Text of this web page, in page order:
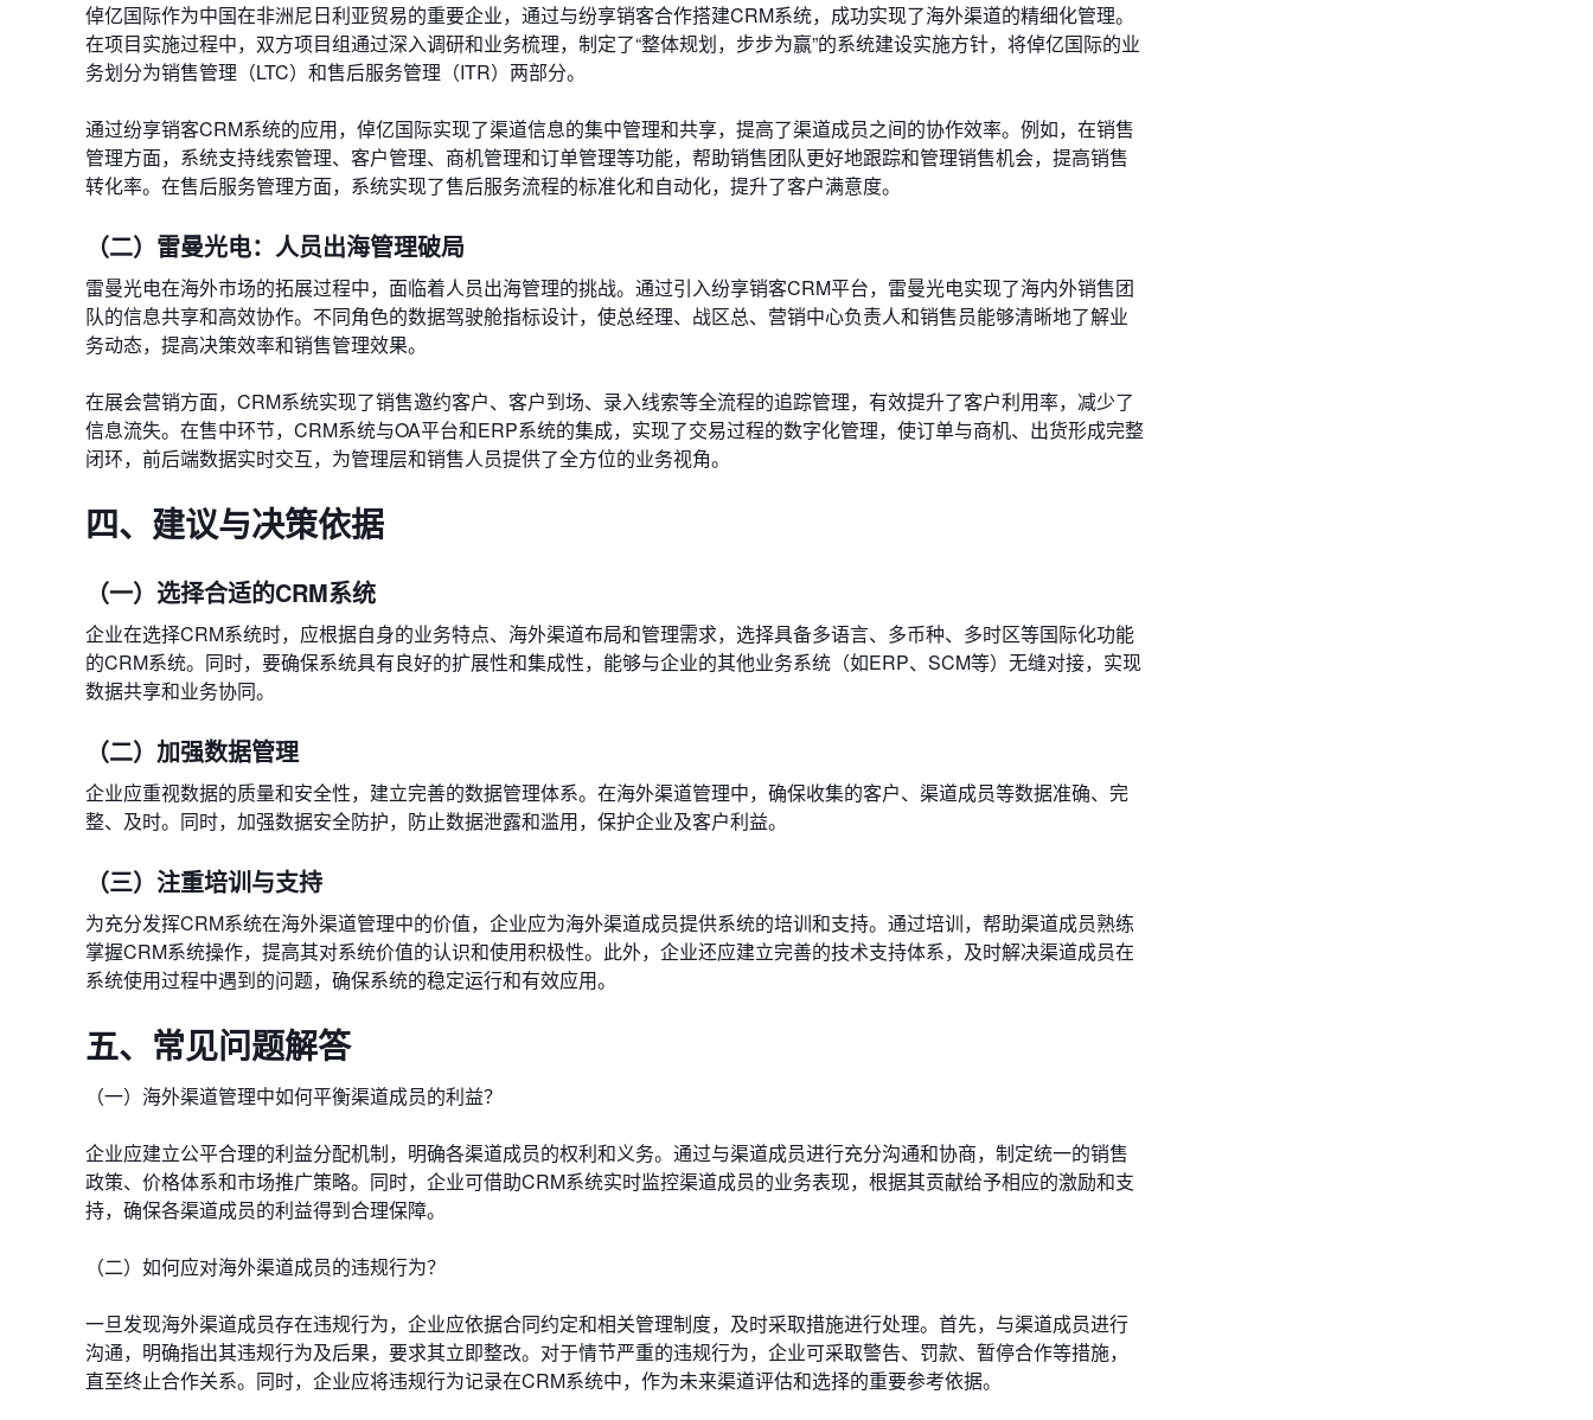
倬亿国际作为中国在非洲尼日利亚贸易的重要企业，通过与纷享销客合作搭建CRM系统，成功实现了海外渠道的精细化管理。
在项目实施过程中，双方项目组通过深入调研和业务梳理，制定了“整体规划，步步为赢”的系统建设实施方针，将倬亿国际的业
务划分为销售管理（LTC）和售后服务管理（ITR）两部分。
通过纷享销客CRM系统的应用，倬亿国际实现了渠道信息的集中管理和共享，提高了渠道成员之间的协作效率。例如，在销售
管理方面，系统支持线索管理、客户管理、商机管理和订单管理等功能，帮助销售团队更好地跟踪和管理销售机会，提高销售
转化率。在售后服务管理方面，系统实现了售后服务流程的标准化和自动化，提升了客户满意度。
（二）雷曼光电：人员出海管理破局
雷曼光电在海外市场的拓展过程中，面临着人员出海管理的挑战。通过引入纷享销客CRM平台，雷曼光电实现了海内外销售团
队的信息共享和高效协作。不同角色的数据驾驶舱指标设计，使总经理、战区总、营销中心负责人和销售员能够清晰地了解业
务动态，提高决策效率和销售管理效果。
在展会营销方面，CRM系统实现了销售邀约客户、客户到场、录入线索等全流程的追踪管理，有效提升了客户利用率，减少了
信息流失。在售中环节，CRM系统与OA平台和ERP系统的集成，实现了交易过程的数字化管理，使订单与商机、出货形成完整
闭环，前后端数据实时交互，为管理层和销售人员提供了全方位的业务视角。
四、建议与决策依据
（一）选择合适的CRM系统
企业在选择CRM系统时，应根据自身的业务特点、海外渠道布局和管理需求，选择具备多语言、多币种、多时区等国际化功能
的CRM系统。同时，要确保系统具有良好的扩展性和集成性，能够与企业的其他业务系统（如ERP、SCM等）无缝对接，实现
数据共享和业务协同。
（二）加强数据管理
企业应重视数据的质量和安全性，建立完善的数据管理体系。在海外渠道管理中，确保收集的客户、渠道成员等数据准确、完
整、及时。同时，加强数据安全防护，防止数据泄露和滥用，保护企业及客户利益。
（三）注重培训与支持
为充分发挥CRM系统在海外渠道管理中的价值，企业应为海外渠道成员提供系统的培训和支持。通过培训，帮助渠道成员熟练
掌握CRM系统操作，提高其对系统价值的认识和使用积极性。此外，企业还应建立完善的技术支持体系，及时解决渠道成员在
系统使用过程中遇到的问题，确保系统的稳定运行和有效应用。
五、常见问题解答
（一）海外渠道管理中如何平衡渠道成员的利益？
企业应建立公平合理的利益分配机制，明确各渠道成员的权利和义务。通过与渠道成员进行充分沟通和协商，制定统一的销售
政策、价格体系和市场推广策略。同时，企业可借助CRM系统实时监控渠道成员的业务表现，根据其贡献给予相应的激励和支
持，确保各渠道成员的利益得到合理保障。
（二）如何应对海外渠道成员的违规行为？
一旦发现海外渠道成员存在违规行为，企业应依据合同约定和相关管理制度，及时采取措施进行处理。首先，与渠道成员进行
沟通，明确指出其违规行为及后果，要求其立即整改。对于情节严重的违规行为，企业可采取警告、罚款、暂停合作等措施，
直至终止合作关系。同时，企业应将违规行为记录在CRM系统中，作为未来渠道评估和选择的重要参考依据。